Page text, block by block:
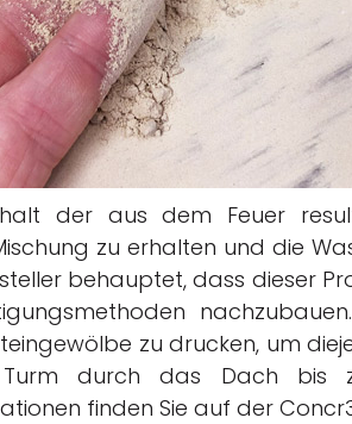
der aus dem Feuer
zu erhalten und die
behauptet, dass dieser
zu drucken, um
durch das Dach bis
finden Sie auf der